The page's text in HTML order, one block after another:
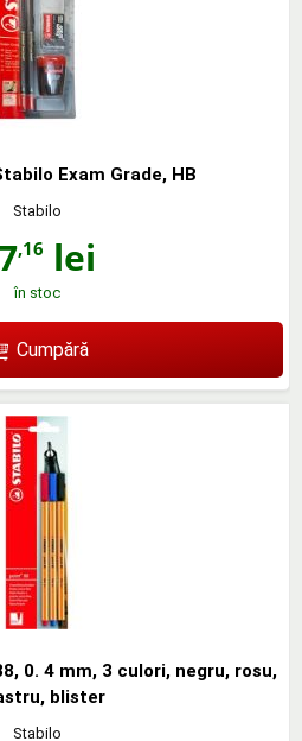
Exam Grade, HB
Stabilo
,16 lei
în stoc
Cumpără
0. 4 mm, 3 culori, negru, rosu,
blister
Stabilo